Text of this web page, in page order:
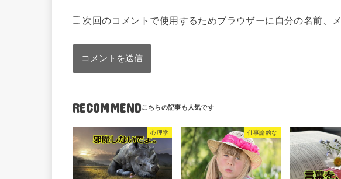
次回のコメントで使用するためブラウザーに自分の名前、
RECOMMEND
心理学 仕事論的な